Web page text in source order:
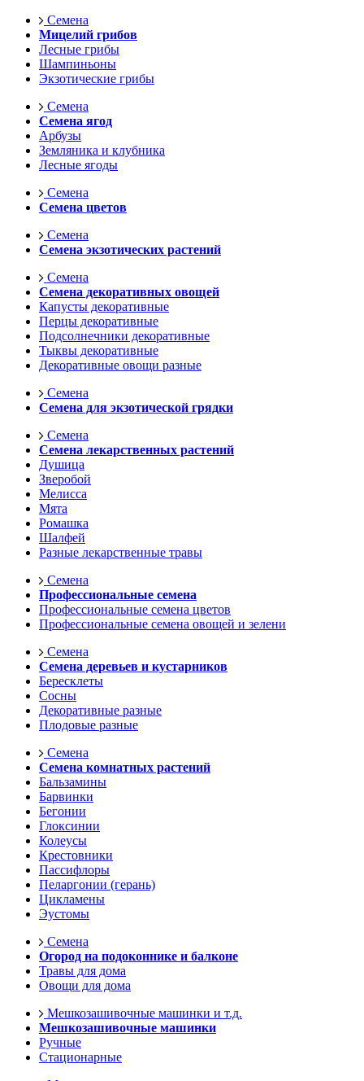
Семена
Мицелий грибов
Лесные грибы
Шампиньоны
Экзотические грибы
Семена
Семена ягод
Арбузы
Земляника и клубника
Лесные ягоды
Семена
Семена цветов
Семена
Семена экзотических растений
Семена
Семена декоративных овощей
Капусты декоративные
Перцы декоративные
Подсолнечники декоративные
Тыквы декоративные
Декоративные овощи разные
Семена
Семена для экзотической грядки
Семена
Семена лекарственных растений
Душица
Зверобой
Мелисса
Мята
Ромашка
Шалфей
Разные лекарственные травы
Семена
Профессиональные семена
Профессиональные семена цветов
Профессиональные семена овощей и зелени
Семена
Семена деревьев и кустарников
Бересклеты
Сосны
Декоративные разные
Плодовые разные
Семена
Семена комнатных растений
Бальзамины
Барвинки
Бегонии
Глоксинии
Колеусы
Крестовники
Пассифлоры
Пеларгонии (герань)
Цикламены
Эустомы
Семена
Огород на подоконнике и балконе
Травы для дома
Овощи для дома
Мешкозашивочные машинки и т.д.
Мешкозашивочные машинки
Ручные
Стационарные